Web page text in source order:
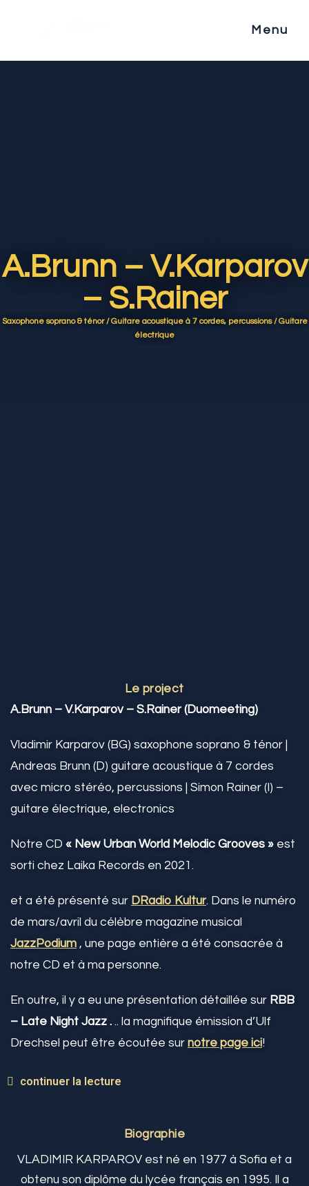
Menu
A.Brunn – V.Karparov
– S.Rainer
Saxophone soprano & ténor / Guitare acoustique à 7 cordes, percussions / Guitare
électrique
Le project
A.Brunn – V.Karparov – S.Rainer (Duomeeting)
Vladimir Karparov (BG) saxophone soprano & ténor |
Andreas Brunn (D) guitare acoustique à 7 cordes
avec micro stéréo, percussions | Simon Rainer (I) –
guitare électrique, electronics
Notre CD « New Urban World Melodic Grooves » est
sorti chez Laika Records en 2021.
et a été présenté sur DRadio Kultur. Dans le numéro
de mars/avril du célèbre magazine musical
JazzPodium , une page entière a été consacrée à
notre CD et à ma personne.
En outre, il y a eu une présentation détaillée sur RBB
– Late Night Jazz . .. la magnifique émission d’Ulf
Drechsel peut être écoutée sur notre page ici!
continuer la lecture
Biographie
VLADIMIR KARPAROV est né en 1977 à Sofia et a
obtenu son diplôme du lycée français en 1995. Il a